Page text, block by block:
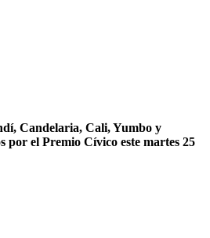
Candelaria, Cali, Yumbo y
por el Premio Cívico este martes 25